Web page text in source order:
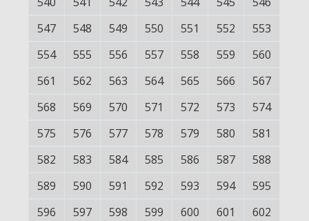
547
548 549 550 551 552
553
554
555 556 557 558 559
560
561
562 563 564 565 566
567
568
569 570 571 572 573
574
575
576 577 578 579 580
581
582
583 584 585 586 587
588
589
590 591 592 593 594
595
596
597 598 599 600 601
602